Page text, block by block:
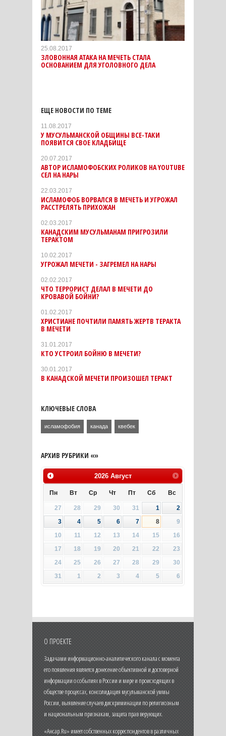
25.08.2017
ЗЛОВОННАЯ АТАКА НА МЕЧЕТЬ СТАЛА
ОСНОВАНИЕМ ДЛЯ УГОЛОВНОГО ДЕЛА
ЕЩЕ НОВОСТИ ПО ТЕМЕ
11.08.2017
У МУСУЛЬМАНСКОЙ ОБЩИНЫ ВСЕ-ТАКИ
ПОЯВИТСЯ СВОЕ КЛАДБИЩЕ
20.07.2017
АВТОР ИСЛАМОФОБСКИХ РОЛИКОВ НА YOUTUBE
СЕЛ НА НАРЫ
22.03.2017
ИСЛАМОФОБ ВОРВАЛСЯ В МЕЧЕТЬ И УГРОЖАЛ
РАССТРЕЛЯТЬ ПРИХОЖАН
02.03.2017
КАНАДСКИМ МУСУЛЬМАНАМ ПРИГРОЗИЛИ
ТЕРАКТОМ
10.02.2017
УГРОЖАЛ МЕЧЕТИ - ЗАГРЕМЕЛ НА НАРЫ
02.02.2017
ЧТО ТЕРРОРИСТ ДЕЛАЛ В МЕЧЕТИ ДО
КРОВАВОЙ БОЙНИ?
01.02.2017
ХРИСТИАНЕ ПОЧТИЛИ ПАМЯТЬ ЖЕРТВ ТЕРАКТА
В МЕЧЕТИ
31.01.2017
КТО УСТРОИЛ БОЙНЮ В МЕЧЕТИ?
30.01.2017
В КАНАДСКОЙ МЕЧЕТИ ПРОИЗОШЕЛ ТЕРАКТ
КЛЮЧЕВЫЕ СЛОВА
исламофобия канада квебек
АРХИВ РУБРИКИ «»
2026 Август
Пн Вт Ср Чт Пт Сб Вс
27 28 29 30 31 1
2
3
4 5 6 7 8
9
10
11 12 13 14 15
16
17
18 19 20 21 22
23
24
25 26 27 28 29
30
31
1 2 3 4 5 6
О ПРОЕКТЕ
Задачами информационно-аналитического канала с момента
его появления является донесение объективной и достоверной
информации о событиях в России и мире и происходящих в
обществе процессах, консолидация мусульманской уммы
России, выявление случаев дискриминации по религиозным
и национальным признакам, защита прав верующих.
«Ансар.Ru» имеет собственных корреспондентов в различных